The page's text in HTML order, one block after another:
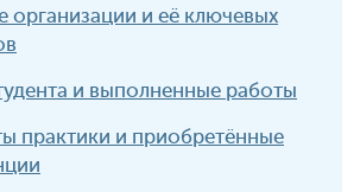
организации и её ключевых
и выполненные работы
практики и приобретённые